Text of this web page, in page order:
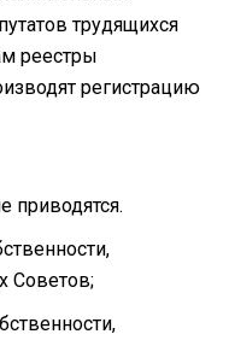
трудящихся
реестры
регистрацию
приводятся.
Советов;